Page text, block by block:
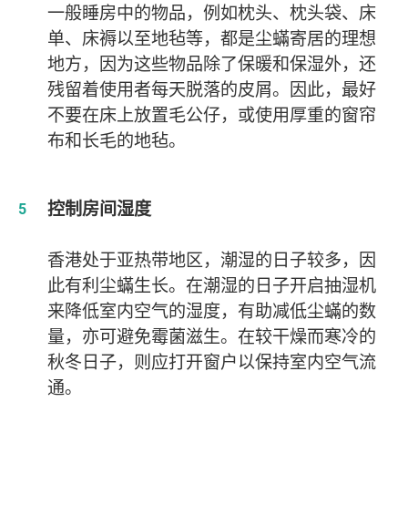
一般睡房中的物品，例如枕头、枕头袋、床
单、床褥以至地毡等，都是尘蟎寄居的理想
地方，因为这些物品除了保暖和保湿外，还
残留着使用者每天脱落的皮屑。因此，最好
不要在床上放置毛公仔，或使用厚重的窗帘
布和长毛的地毡。
控制房间湿度
香港处于亚热带地区，潮湿的日子较多，因
此有利尘蟎生长。在潮湿的日子开启抽湿机
来降低室内空气的湿度，有助减低尘蟎的数
量，亦可避免霉菌滋生。在较干燥而寒冷的
秋冬日子，则应打开窗户以保持室内空气流
通。